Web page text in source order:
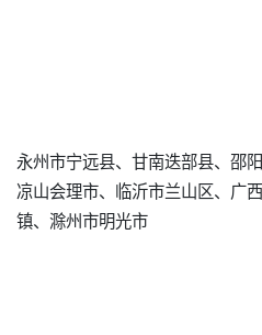
永州市宁远县、甘南迭部县、邵
凉山会理市、临沂市兰山区、广
镇、滁州市明光市